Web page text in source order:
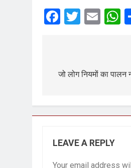
जो लोग नियमों का पालन
LEAVE A REPLY
Your email address